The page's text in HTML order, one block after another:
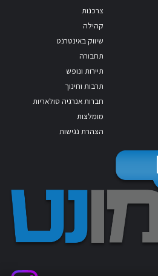
צרכנות
קהילה
שיווק באינטרנט
תחבורה
תיירות ונופש
תרבות וחינוך
חברות אנרגיה סולאריות
מומלצות
הצהרת נגישות